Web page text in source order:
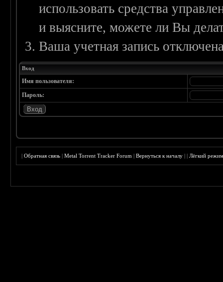
использовать средства
и выясните, можете ли Вы
Ваша учетная запись
Вход
Имя пользователя:
Пароль:
|Обратная связь |Metal Torrent Tracker Forum |Вернуться к началу ||Лёгкий